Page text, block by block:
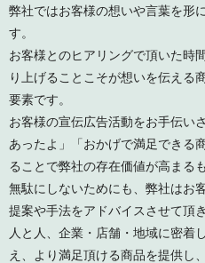
弊社ではお客様の想いや言葉を形
す。
お客様とのヒアリングで頂いた時
り上げることこそが想いを伝える
要素です。
お客様の宣伝広告活動をお手伝い
あったよ」「おかげで満足できる
ることで弊社の存在価値が高まる
無駄にしないためにも、弊社はお
提案や手法をアドバイスさせて頂き
人と人、企業・店舗・地域に密着
え、より満足頂ける商品を提供し